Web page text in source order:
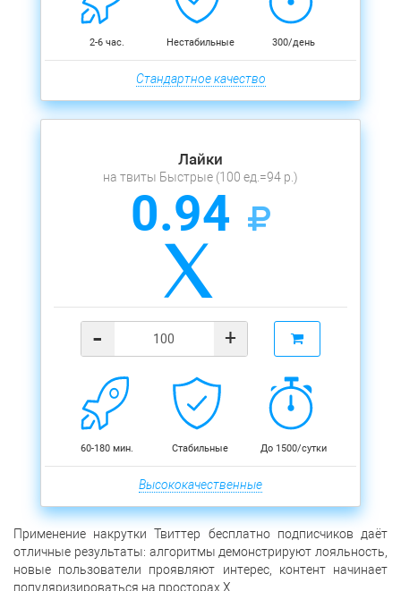
2-6 час. Нестабильные 300/день
Стандартное качество
Лайки
на твиты Быстрые (100 ед.=94 р.)
0.94
- +
60-180 мин. Стабильные До 1500/сутки
Высококачественные
Применение накрутки Твиттер бесплатно подписчиков даёт
отличные результаты: алгоритмы демонстрируют лояльность,
новые пользователи проявляют интерес, контент начинает
популяризироваться на просторах Х.